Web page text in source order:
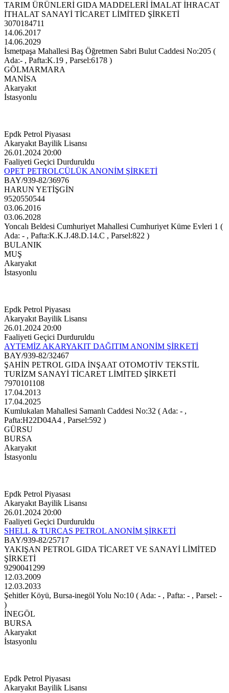
TARIM ÜRÜNLERİ GIDA MADDELERİ İMALAT İHRACAT
İTHALAT SANAYİ TİCARET LİMİTED ŞİRKETİ
3070184711
14.06.2017
14.06.2029
İsmetpaşa Mahallesi Baş Öğretmen Sabri Bulut Caddesi No:205 (
Ada:- , Pafta:K.19 , Parsel:6178 )
GÖLMARMARA
MANİSA
Akaryakıt
İstasyonlu
Epdk Petrol Piyasası
Akaryakıt Bayilik Lisansı
26.01.2024 20:00
Faaliyeti Geçici Durduruldu
OPET PETROLCÜLÜK ANONİM ŞİRKETİ
BAY/939-82/36976
HARUN YETİŞGİN
9520550544
03.06.2016
03.06.2028
Yoncalı Beldesi Cumhuriyet Mahallesi Cumhuriyet Küme Evleri 1 (
Ada: - , Pafta:K.K.J.48.D.14.C , Parsel:822 )
BULANIK
MUŞ
Akaryakıt
İstasyonlu
Epdk Petrol Piyasası
Akaryakıt Bayilik Lisansı
26.01.2024 20:00
Faaliyeti Geçici Durduruldu
AYTEMİZ AKARYAKIT DAĞITIM ANONİM ŞİRKETİ
BAY/939-82/32467
ŞAHİN PETROL GIDA İNŞAAT OTOMOTİV TEKSTİL
TURİZM SANAYİ TİCARET LİMİTED ŞİRKETİ
7970101108
17.04.2013
17.04.2025
Kumlukalan Mahallesi Samanlı Caddesi No:32 ( Ada: - ,
Pafta:H22D04A4 , Parsel:592 )
GÜRSU
BURSA
Akaryakıt
İstasyonlu
Epdk Petrol Piyasası
Akaryakıt Bayilik Lisansı
26.01.2024 20:00
Faaliyeti Geçici Durduruldu
SHELL & TURCAS PETROL ANONİM ŞİRKETİ
BAY/939-82/25717
YAKIŞAN PETROL GIDA TİCARET VE SANAYİ LİMİTED
ŞİRKETİ
9290041299
12.03.2009
12.03.2033
Şehitler Köyü, Bursa-inegöl Yolu No:10 ( Ada: - , Pafta: - , Parsel: -
)
İNEGÖL
BURSA
Akaryakıt
İstasyonlu
Epdk Petrol Piyasası
Akaryakıt Bayilik Lisansı